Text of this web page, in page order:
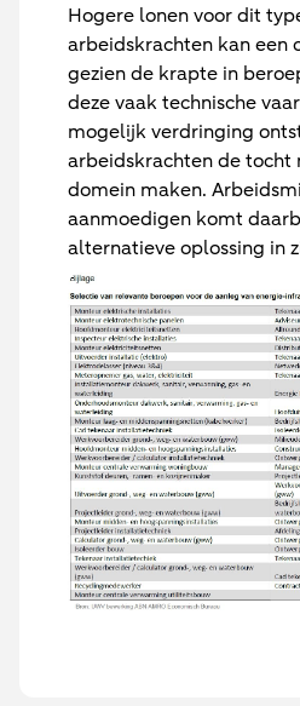
Hogere lonen voor dit
arbeidskrachten kan een
gezien de krapte in
deze vaak technische
mogelijk verdringing
arbeidskrachten de tocht
domein maken.
aanmoedigen komt
alternatieve oplossing in